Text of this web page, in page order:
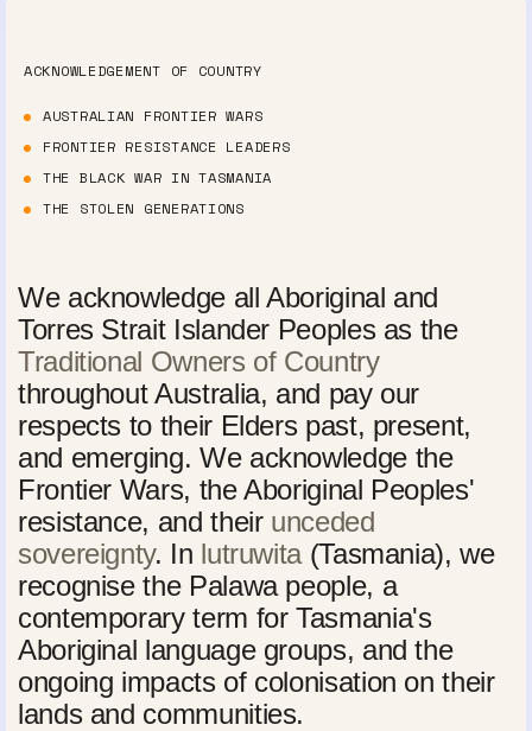
ACKNOWLEDGEMENT OF COUNTRY
AUSTRALIAN FRONTIER WARS
FRONTIER RESISTANCE LEADERS
THE BLACK WAR IN TASMANIA
THE STOLEN GENERATIONS
We acknowledge all Aboriginal and
Torres Strait Islander Peoples as the
Traditional Owners of Country
throughout Australia, and pay our
respects to their Elders past, present,
and emerging. We acknowledge the
Frontier Wars, the Aboriginal Peoples'
resistance, and their unceded
sovereignty. In lutruwita(Tasmania), we
recognise the Palawa people, a
contemporary term for Tasmania's
Aboriginal language groups, and the
ongoing impacts of colonisation on their
lands and communities.